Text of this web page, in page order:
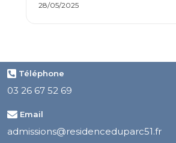
28/05/2025
Téléphone
03 26 67 52 69
Email
admissions@residenceduparc51.fr